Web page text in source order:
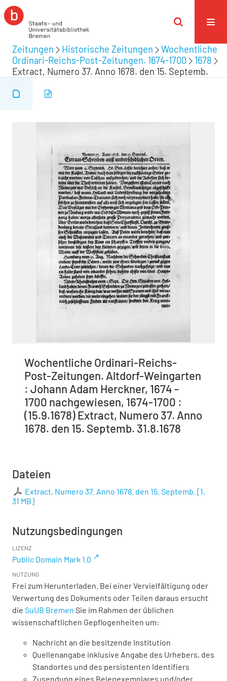
Zeitungen Historische Zeitungen
Wochentliche
Ordinari-Reichs-Post-Zeitungen. 1674-1700
1678
Extract, Numero 37. Anno 1678. den 15. Septemb.
Wochentliche Ordinari-Reichs-
Post-Zeitungen. Altdorf-Weingarten
: Johann Adam Herckner, 1674 -
1700 nachgewiesen, 1674-1700 :
(15.9.1678) Extract, Numero 37. Anno
1678. den 15. Septemb. 31.8.1678
Dateien
Extract, Numero 37. Anno 1678. den 15. Septemb. [1,
31 MB]
Nutzungsbedingungen
LIZENZ
Public Domain Mark 1.0
NUTZUNG
Frei zum Herunterladen. Bei einer Vervielfältigung oder
Verwertung des Dokuments oder Teilen daraus ersucht
die SuUB Bremen Sie im Rahmen der üblichen
wissenschaftlichen Gepflogenheiten um:
Nachricht an die besitzende Institution
Quellenangabe inklusive Angabe des Urhebers, des
Standortes und des persistenten Identifiers
Zusendung eines Belegexemplares und/oder